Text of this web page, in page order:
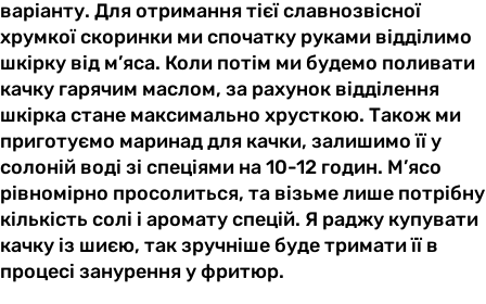
варіанту. Для отримання тієї славнозвісної
хрумкої скоринки ми спочатку руками відділимо
шкірку від м’яса. Коли потім ми будемо поливати
качку гарячим маслом, за рахунок відділення
шкірка стане максимально хрусткою. Також ми
приготуємо маринад для качки, залишимо її у
солоній воді зі спеціями на 10-12 годин. М’ясо
рівномірно просолиться, та візьме лише потрібну
кількість солі і аромату спецій. Я раджу купувати
качку із шиєю, так зручніше буде тримати її в
процесі занурення у фритюр.